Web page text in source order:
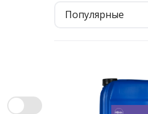
Популярные